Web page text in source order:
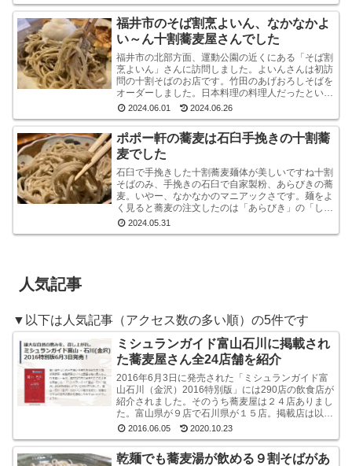
福井市のそば割烹よいん、なかなかよ
い～ん十割蕎麦屋さんでした
福井市の北部方面、運動公園の近くにある「そば割
烹よいん」さんに訪問しました。よいんさんは初訪
問の十割そばのお店です。竹田のあげおろしそばを
オーダーしました。日本料理の料理人だったという
店主が蕎麦屋として運営されています。メニューは
蕎麦屋らし...
2024.06.01 2024.06.26
ポポー軒の蕎麦は石臼手挽きの十割蕎
麦でした
石臼で手挽きした十割蕎麦麺体が美しいですね十割
そばのみ、手挽きの石臼で自家製粉、あらびきの蕎
麦。いやー、なかなかのマニアックさです。麺をよ
く見ると蕎麦の注文したのは「あらびき」の「しょ
うゆおろし」と「塩おろし」の二種です。温かい蕎
麦も選べる...
2024.05.31
人気記事
▼以下は人気記事（アクセス数の多い順）の5件です
ミシュランガイド富山石川に掲載され
た蕎麦屋さん全24店舗を紹介
2016年6月3日に発売された「ミシュランガイド富
山石川（金沢）2016特別版」には290店の飲食店が
紹介されました。そのうち蕎麦屋は２４店ありまし
た。富山県が９店で石川県が１５店。掲載店は以下
のとおりです。ミシュラン・ガイド富山石川（金
2016.06.05 2020.10.23
乾麺でも蕎麦湯が飲める９割そばがあ